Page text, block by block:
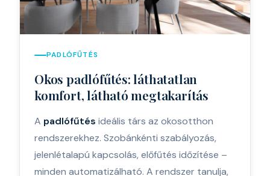
PADLÓFŰTÉS
Okos padlófűtés: láthatatlan
komfort, látható megtakarítás
A padlófűtés ideális társ az okosotthon
rendszerekhez. Szobánkénti szabályozás,
jelenlétalapú kapcsolás, előfűtés időzítése –
minden automatizálható. A rendszer tanulja,